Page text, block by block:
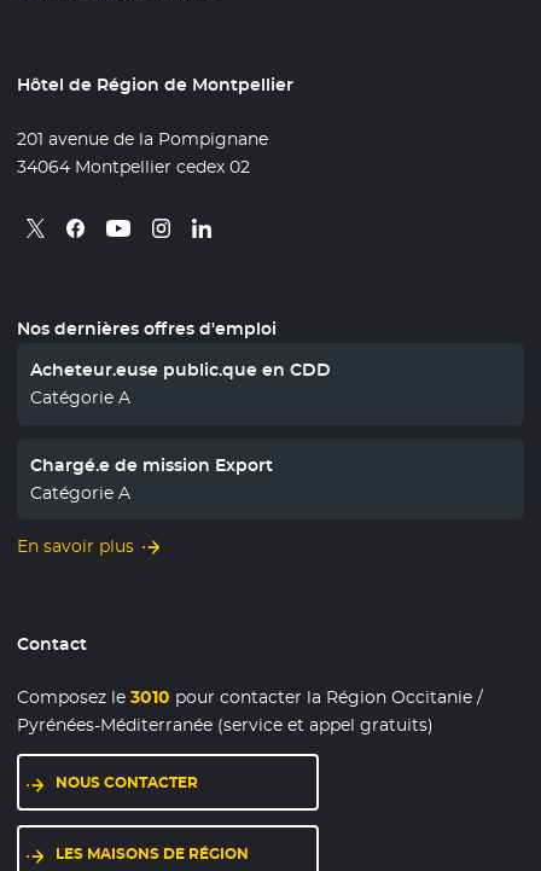
Hôtel de Région de Montpellier
201 avenue de la Pompignane
34064 Montpellier cedex 02
Retrouvez nous sur X
- Nouvelle fenêtre
Retrouvez nous sur Facebook
- Nouvelle fenêtre
Retrouvez nous sur Youtube
- Nouvelle fenêtre
Retrouvez nous sur Instagram
- Nouvelle fenêtre
Retrouvez nous sur Linkedin
- Nouvelle fenêtre
Nos dernières offres d'emploi
Acheteur.euse public.que en CDD
Catégorie A
Chargé.e de mission Export
Catégorie A
En savoir plus
Contact
Composez le3010 pour contacter la Région Occitanie /
Pyrénées-Méditerranée (service et appel gratuits)
NOUS CONTACTER
LES MAISONS DE RÉGION